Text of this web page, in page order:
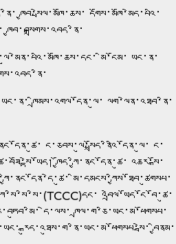
ཁྱབ་སྤེལ་མཁོ་ཆས་ དགོས་མཁོ་མེད་པའི་
ཁྱབ་བསྒྲགས་འབད་ནི་
མི་ངོམ་ ཡང་ན་
ཁྲིམས་འགལ་དོན་ལུ་ ལག་ལེན་འཐབ་ནི་
ང་ཅབས་ལུ་སྤྲོད་ནིའི་དོན་ལུ་ ང་
ཁྱོད་ཀྱི་ནང་དོན་ཚུ་ འཆར་སྒོ་
མི་དམངས་ཀྱིས་ཐོབ་ཚུགསཔ་
འབྲེལ་ཡོད་ངོ་བོ་ཚུ་
དེ་ལས་ ཁྲལ་ག་ཅི་ཡང་མ་ཕོགསཔ་
རྒུད་འཐུས་ག་ནི་ཡང་མ་ཕོགསཔ་སྦེ་ བྱིནམ་